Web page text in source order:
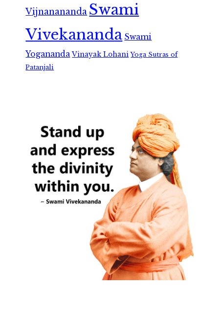
Vijnanananda Swami
Vivekananda Swami
Yogananda Vinayak Lohani Yoga Sutras of
Patanjali